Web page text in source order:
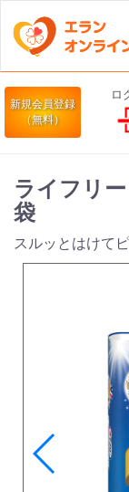
新規会員登録
（無料）
ロ
ライフリ
袋
スルッとはけて